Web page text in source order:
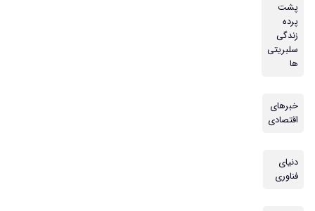
پشت
پرده
زندگی
سلبریتی
ها
خبرهای
اقتصادی
دنیای
فناوری